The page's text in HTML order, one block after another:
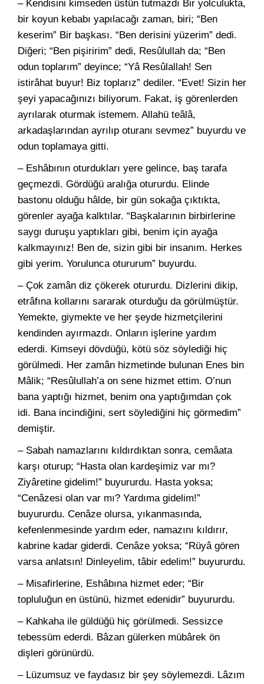
– Kendisini kimseden üstün tutmazdı Bir yolculukta,
bir koyun kebabı yapılacağı zaman, biri; “Ben
keserim” Bir başkası. “Ben derisini yüzerim” dedi.
Diğeri; “Ben pişiririm” dedi, Resûlullah da; “Ben
odun toplarım” deyince; “Yâ Resûlallah! Sen
istirâhat buyur! Biz toplarız” dediler. “Evet! Sizin her
şeyi yapacağınızı biliyorum. Fakat, iş görenlerden
ayrılarak oturmak istemem. Allahü teâlâ,
arkadaşlarından ayrılıp oturanı sevmez” buyurdu ve
odun toplamaya gitti.
– Eshâbının oturdukları yere gelince, baş tarafa
geçmezdi. Gördüğü aralığa otururdu. Elinde
bastonu olduğu hâlde, bir gün sokağa çıktıkta,
görenler ayağa kalktılar. “Başkalarının birbirlerine
saygı duruşu yaptıkları gibi, benim için ayağa
kalkmayınız! Ben de, sizin gibi bir insanım. Herkes
gibi yerim. Yorulunca otururum” buyurdu.
– Çok zamân diz çökerek otururdu. Dizlerini dikip,
etrâfına kollarını sararak oturduğu da görülmüştür.
Yemekte, giymekte ve her şeyde hizmetçilerini
kendinden ayırmazdı. Onların işlerine yardım
ederdi. Kimseyi dövdüğü, kötü söz söylediği hiç
görülmedi. Her zamân hizmetinde bulunan Enes bin
Mâlik; “Resûlullah’a on sene hizmet ettim. O’nun
bana yaptığı hizmet, benim ona yaptığımdan çok
idi. Bana incindiğini, sert söylediğini hiç görmedim”
demiştir.
– Sabah namazlarını kıldırdıktan sonra, cemâata
karşı oturup; “Hasta olan kardeşimiz var mı?
Ziyâretine gidelim!” buyururdu. Hasta yoksa;
“Cenâzesi olan var mı? Yardıma gidelim!”
buyururdu. Cenâze olursa, yıkanmasında,
kefenlenmesinde yardım eder, namazını kıldırır,
kabrine kadar giderdi. Cenâze yoksa; “Rüyâ gören
varsa anlatsın! Dinleyelim, tâbir edelim!” buyururdu.
– Misafirlerine, Eshâbına hizmet eder; “Bir
topluluğun en üstünü, hizmet edenidir” buyururdu.
– Kahkaha ile güldüğü hiç görülmedi. Sessizce
tebessüm ederdi. Bâzan gülerken mübârek ön
dişleri görünürdü.
– Lüzumsuz ve faydasız bir şey söylemezdi. Lâzım